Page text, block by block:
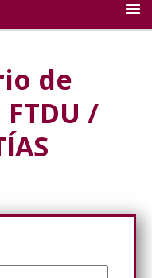
de
/